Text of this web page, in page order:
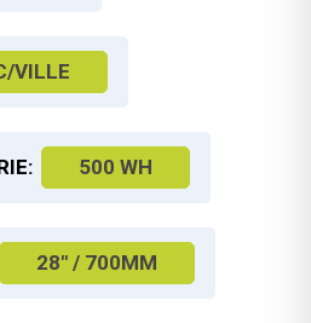
VILLE
500 WH
28" / 700MM